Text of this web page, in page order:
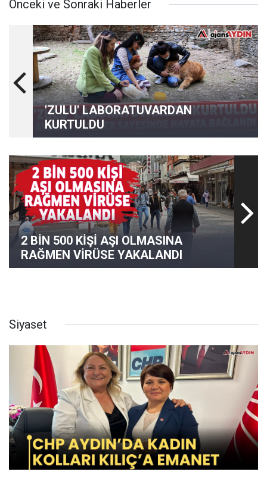
Önceki ve Sonraki Haberler
'ZULU' LABORATUVARDAN
KURTULDU
2 BİN 500 KİŞİ AŞI OLMASINA
RAĞMEN VİRÜSE YAKALANDI
Siyaset